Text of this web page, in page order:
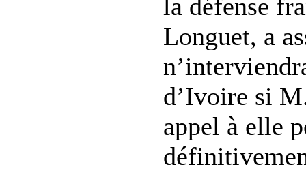
la défense
Longuet, a
d’Ivoire si
appel à elle